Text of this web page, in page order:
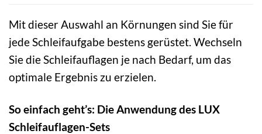
Mit dieser Auswahl an Körnungen sind Sie für
jede Schleifaufgabe bestens gerüstet. Wechseln
Sie die Schleifauflagen je nach Bedarf, um das
optimale Ergebnis zu erzielen.
So einfach geht’s: Die Anwendung des LUX
Schleifauflagen-Sets